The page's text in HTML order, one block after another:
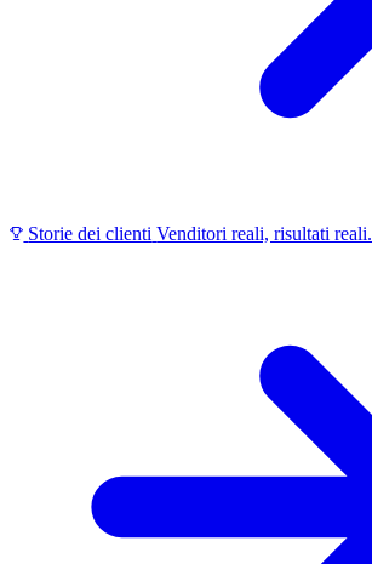
Storie dei clienti Venditori reali, risultati reali.